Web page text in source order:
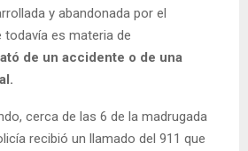
y abandonada por el
es materia de
de un accidente o de una
cerca de las 6 de la madrugada
recibió un llamado del 911 que